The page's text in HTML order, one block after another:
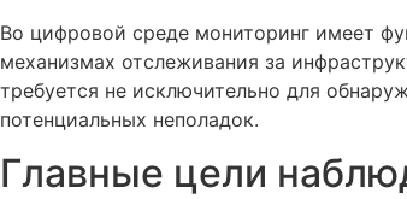
Во цифровой среде мониторинг имеет
механизмах отслеживания за
требуется не исключительно для
потенциальных неполадок.
Главные цели